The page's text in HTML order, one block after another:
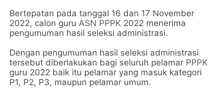
Bertepatan pada tanggal 16 dan 17 November
2022, calon guruASN PPPK 2022 menerima
pengumuman hasil seleksi administrasi.
Dengan pengumuman hasil seleksi administrasi
tersebut diberlakukan bagi seluruh pelamar PPPK
guru 2022 baik itu pelamar yang masuk kategori
P1, P2, P3, maupun pelamar umum.